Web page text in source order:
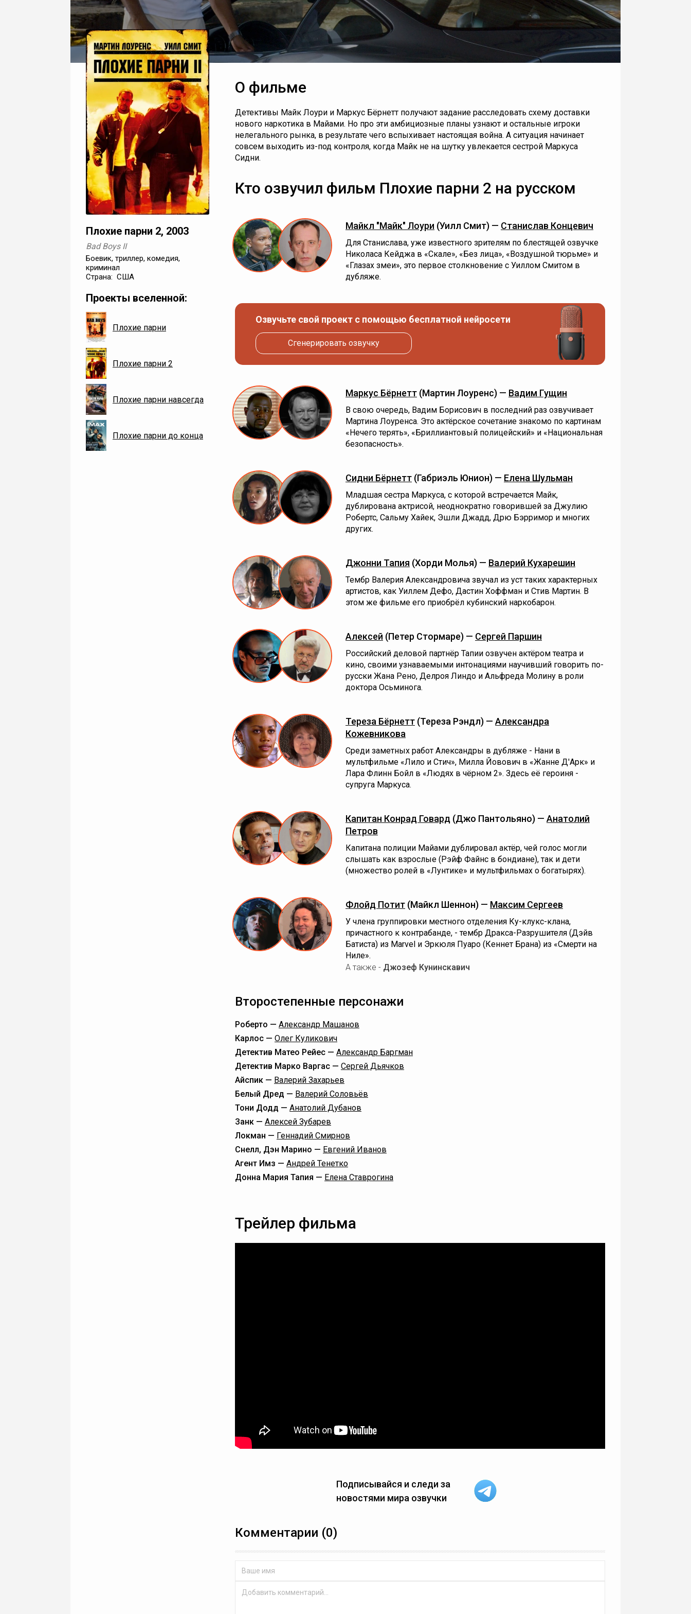
Плохие парни 2, 2003
Bad Boys II
Боевик, триллер, комедия,
криминал
Страна: США
Проекты вселенной:
Плохие парни
Плохие парни 2
Плохие парни навсегда
Плохие парни до конца
О фильме
Детективы Майк Лоури и Маркус Бёрнетт получают задание расследовать схему доставки
нового наркотика в Майами. Но про эти амбициозные планы узнают и остальные игроки
нелегального рынка, в результате чего вспыхивает настоящая война. А ситуация начинает
совсем выходить из-под контроля, когда Майк не на шутку увлекается сестрой Маркуса
Сидни.
Кто озвучил фильм Плохие парни 2 на русском
Майкл "Майк" Лоури (Уилл Смит) — Станислав Концевич
Для Станислава, уже известного зрителям по блестящей озвучке
Николаса Кейджа в «Скале», «Без лица», «Воздушной тюрьме» и
«Глазах змеи», это первое столкновение с Уиллом Смитом в
дубляже.
Озвучьте свой проект с помощью бесплатной нейросети
Сгенерировать озвучку
Маркус Бёрнетт (Мартин Лоуренс) — Вадим Гущин
В свою очередь, Вадим Борисович в последний раз озвучивает
Мартина Лоуренса. Это актёрское сочетание знакомо по картинам
«Нечего терять», «Бриллиантовый полицейский» и «Национальная
безопасность».
Сидни Бёрнетт (Габриэль Юнион) — Елена Шульман
Младшая сестра Маркуса, с которой встречается Майк,
дублирована актрисой, неоднократно говорившей за Джулию
Робертс, Сальму Хайек, Эшли Джадд, Дрю Бэрримор и многих
других.
Джонни Тапия (Хорди Молья) — Валерий Кухарешин
Тембр Валерия Александровича звучал из уст таких характерных
артистов, как Уиллем Дефо, Дастин Хоффман и Стив Мартин. В
этом же фильме его приобрёл кубинский наркобарон.
Алексей (Петер Стормаре) — Сергей Паршин
Российский деловой партнёр Тапии озвучен актёром театра и
кино, своими узнаваемыми интонациями научивший говорить по-
русски Жана Рено, Делроя Линдо и Альфреда Молину в роли
доктора Осьминога.
Тереза Бёрнетт (Тереза Рэндл) — Александра
Кожевникова
Среди заметных работ Александры в дубляже - Нани в
мультфильме «Лило и Стич», Милла Йовович в «Жанне Д'Арк» и
Лара Флинн Бойл в «Людях в чёрном 2». Здесь её героиня -
супруга Маркуса.
Капитан Конрад Говард (Джо Пантольяно) — Анатолий
Петров
Капитана полиции Майами дублировал актёр, чей голос могли
слышать как взрослые (Рэйф Файнс в бондиане), так и дети
(множество ролей в «Лунтике» и мультфильмах о богатырях).
Флойд Потит (Майкл Шеннон) — Максим Сергеев
У члена группировки местного отделения Ку-клукс-клана,
причастного к контрабанде, - тембр Дракса-Разрушителя (Дэйв
Батиста) из Marvel и Эркюля Пуаро (Кеннет Брана) из «Смерти на
Ниле».
А также - Джозеф Кунинскавич
Второстепенные персонажи
Роберто — Александр Машанов
Карлос — Олег Куликович
Детектив Матео Рейес — Александр Баргман
Детектив Марко Варгас — Сергей Дьячков
Айспик — Валерий Захарьев
Белый Дред — Валерий Соловьёв
Тони Додд — Анатолий Дубанов
Занк — Алексей Зубарев
Локман — Геннадий Смирнов
Снелл, Дэн Марино — Евгений Иванов
Агент Имз — Андрей Тенетко
Донна Мария Тапия — Елена Ставрогина
Трейлер фильма
Подписывайся и следи за
новостями мира озвучки
Комментарии (0)